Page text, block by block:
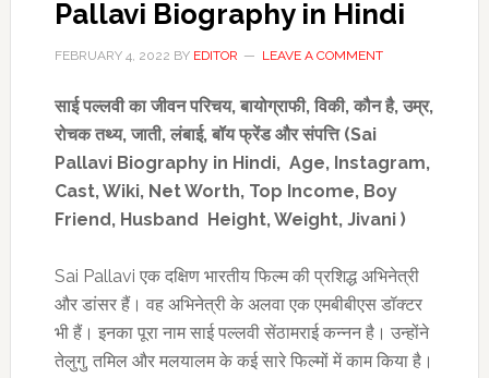
Pallavi Biography in Hindi
FEBRUARY 4, 2022 BY EDITOR LEAVE A COMMENT
साई पल्लवी का जीवन परिचय,बायोग्राफी,विकी, कौन है,उम्र,
रोचक तथ्य, जाती, लंबाई,बॉय फ्रेंड और संपत्ति (Sai
Pallavi Biography in Hindi, Age, Instagram,
Cast, Wiki, Net Worth, Top Income, Boy
Friend, Husband Height, Weight, Jivani )
Sai Pallavi एक दक्षिण भारतीय फिल्म की प्रशिद्ध अभिनेत्री
और डांसर हैं। वह अभिनेत्री के अलवा एक एमबीबीएस डॉक्टर
भी हैं। इनका पूरा नाम साई पल्लवी सेंठामराई कन्नन है। उन्होंने
तेलुगु, तमिल और मलयालम के कई सारे फिल्मों में काम किया है।